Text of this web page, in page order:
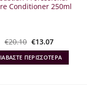
Conditioner 250ml
€20.10 Original
was:
€20.10.
€13.07Η
τιμή
είναι:
€13.07.
ΠΕΡΙΣΣΌΤΕΡΑ